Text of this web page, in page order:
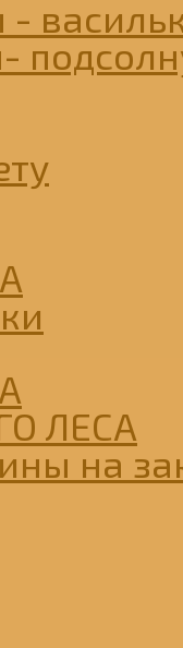
ЛЕСА
на